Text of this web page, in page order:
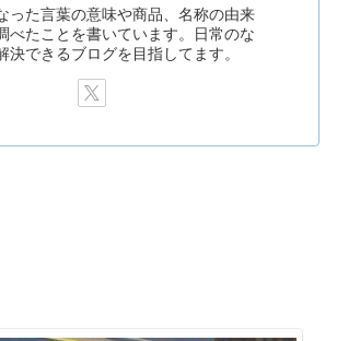
った言葉の意味や商品、名称の由来
べたことを書いています。日常のな
決できるブログを目指してます。